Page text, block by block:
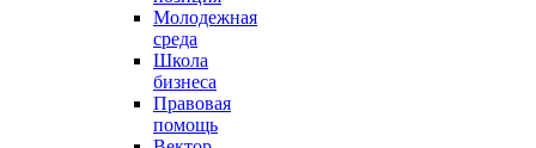
Молодежная
среда
Школа
бизнеса
Правовая
помощь